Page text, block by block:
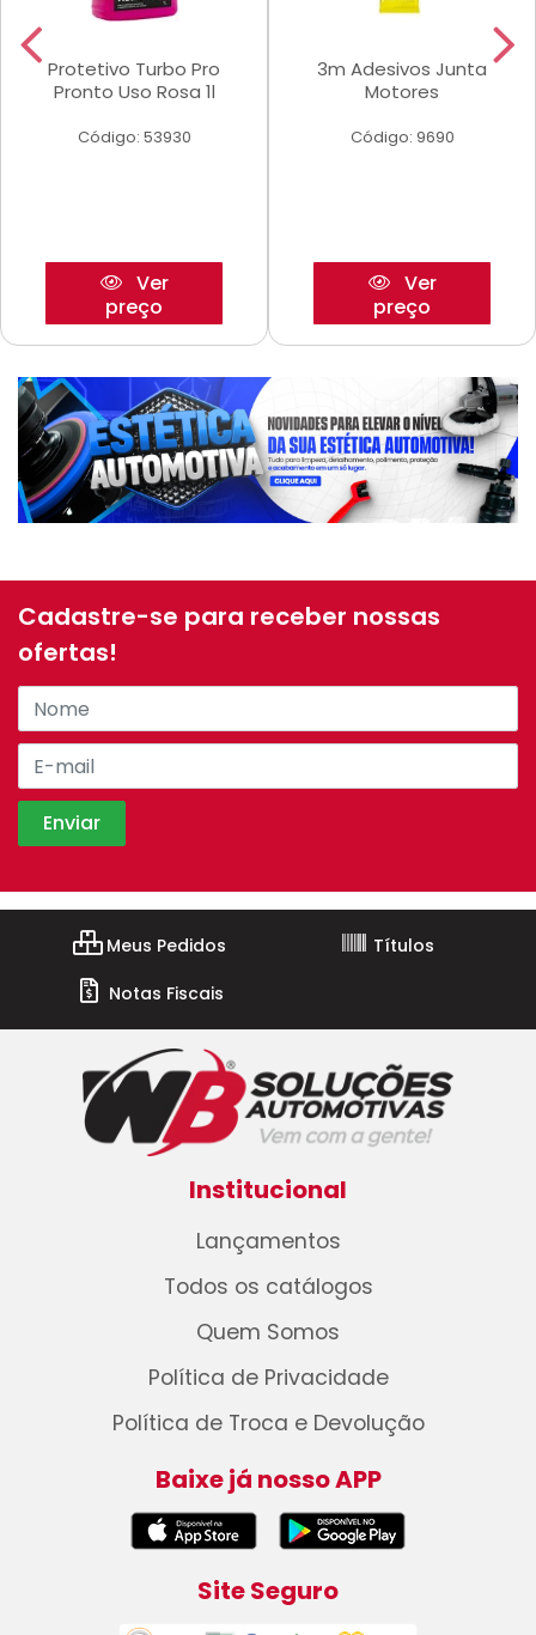
Protetivo Turbo Pro
Pronto Uso Rosa 1l
Código: 53930
Ver
preço
3m Adesivos Junta
Motores
Código: 9690
Ver
preço
Cadastre-se para receber nossas
ofertas!
Meus Pedidos
Títulos
Notas Fiscais
Institucional
Lançamentos
Todos os catálogos
Quem Somos
Política de Privacidade
Política de Troca e Devolução
Baixe já nosso APP
Site Seguro